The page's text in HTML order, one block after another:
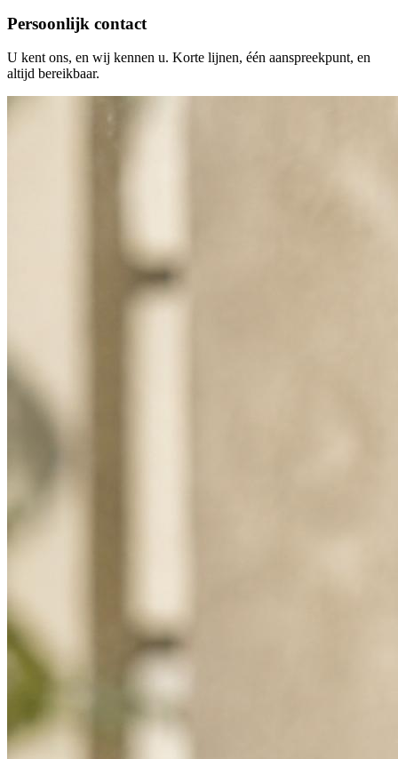
Persoonlijk contact
U kent ons, en wij kennen u. Korte lijnen, één aanspreekpunt, en
altijd bereikbaar.